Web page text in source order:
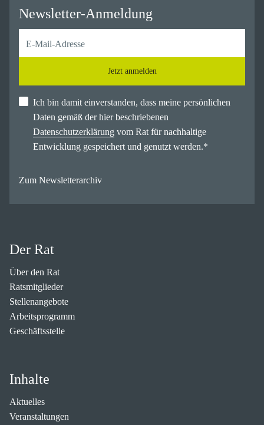
Newsletter-Anmeldung
Jetzt anmelden
Ich bin damit einverstanden, dass meine persönlichen
Daten gemäß der hier beschriebenen
Datenschutzerklärung vom Rat für nachhaltige
Entwicklung gespeichert und genutzt werden.*
Zum Newsletterarchiv
Der Rat
Über den Rat
Ratsmitglieder
Stellenangebote
Arbeitsprogramm
Geschäftsstelle
Inhalte
Aktuelles
Veranstaltungen